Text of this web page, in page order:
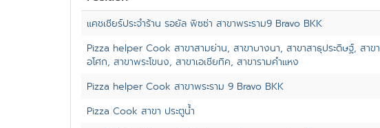
แคชเชียร์ประจำร้าน รอยัล พิซซ่า สาขาพระราม9 Bravo BKK
Pizza helper Cook สาขาสามย่าน, สาขาบางนา, สาขาสาธุประดิษฐ์, สาขา
อโศก, สาขาพระโขนง, สาขาเอเชียทิค, สาขารามคำแหง
Pizza helper Cook สาขาพระราม 9 Bravo BKK
Pizza Cook สาขา ประตูน้ำ